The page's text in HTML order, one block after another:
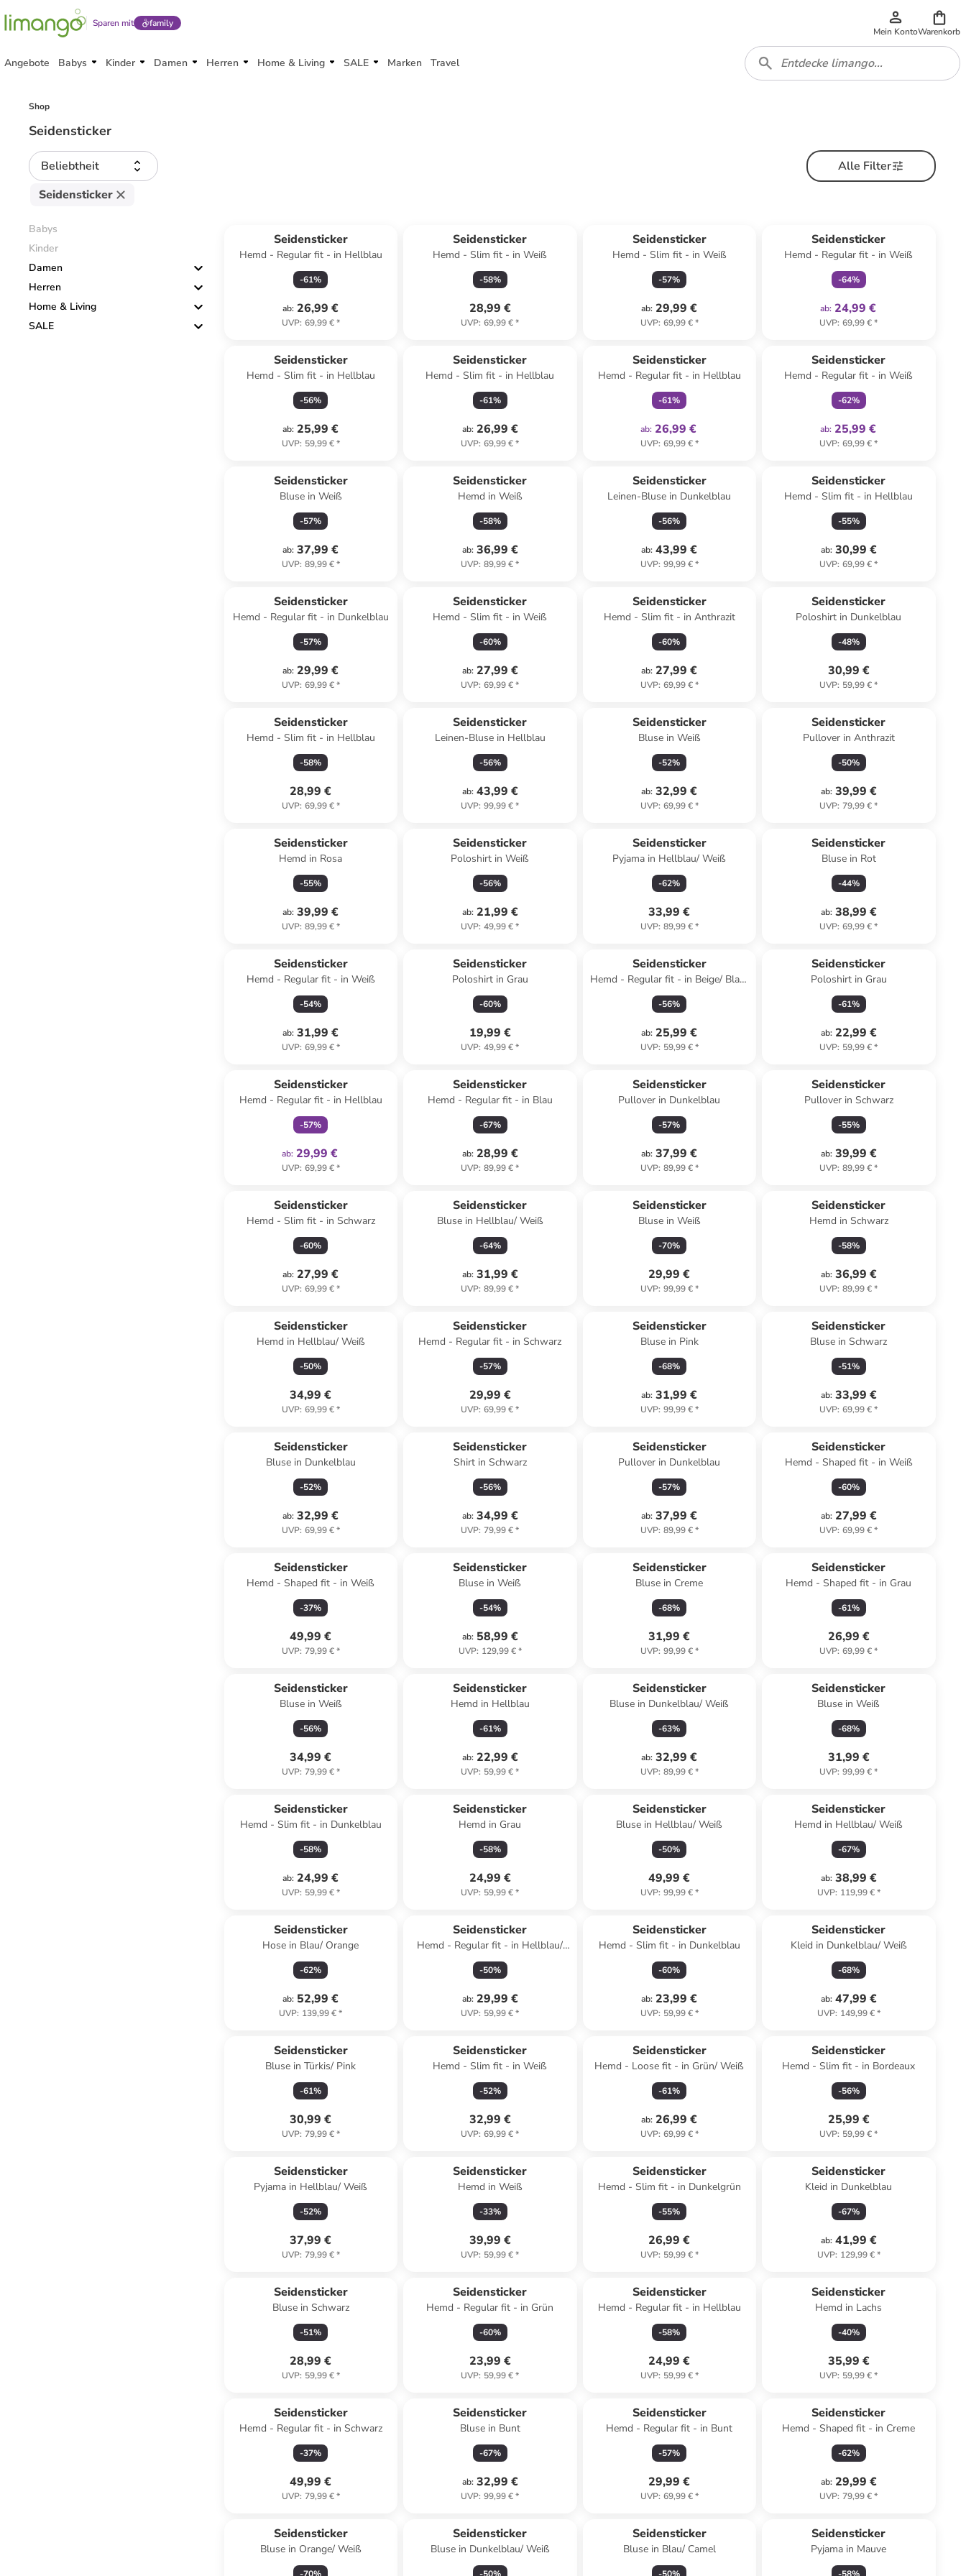
Sparen mit family
Mein KontoWarenkorb
Angebote Babys Kinder Damen Herren Home & Living SALE Marken Travel
Shop
Seidensticker
Beliebtheit
Alle Filter
Seidensticker
Babys
Kinder
Damen
Herren
Home & Living
SALE
Seidensticker
Hemd - Regular fit - in Hellblau
-61%
ab: 26,99 €
UVP: 69,99 €*
Seidensticker
Hemd - Slim fit - in Weiß
-58%
28,99 €
UVP: 69,99 €*
Seidensticker
Hemd - Slim fit - in Weiß
-57%
ab: 29,99 €
UVP: 69,99 €*
Seidensticker
Hemd - Regular fit - in Weiß
-64%
ab: 24,99 €
UVP: 69,99 €*
Seidensticker
Hemd - Slim fit - in Hellblau
-56%
ab: 25,99 €
UVP: 59,99 €*
Seidensticker
Hemd - Slim fit - in Hellblau
-61%
ab: 26,99 €
UVP: 69,99 €*
Seidensticker
Hemd - Regular fit - in Hellblau
-61%
ab: 26,99 €
UVP: 69,99 €*
Seidensticker
Hemd - Regular fit - in Weiß
-62%
ab: 25,99 €
UVP: 69,99 €*
Seidensticker
Bluse in Weiß
-57%
ab: 37,99 €
UVP: 89,99 €*
Seidensticker
Hemd in Weiß
-58%
ab: 36,99 €
UVP: 89,99 €*
Seidensticker
Leinen-Bluse in Dunkelblau
-56%
ab: 43,99 €
UVP: 99,99 €*
Seidensticker
Hemd - Slim fit - in Hellblau
-55%
ab: 30,99 €
UVP: 69,99 €*
Seidensticker
Hemd - Regular fit - in Dunkelblau
-57%
ab: 29,99 €
UVP: 69,99 €*
Seidensticker
Hemd - Slim fit - in Weiß
-60%
ab: 27,99 €
UVP: 69,99 €*
Seidensticker
Hemd - Slim fit - in Anthrazit
-60%
ab: 27,99 €
UVP: 69,99 €*
Seidensticker
Poloshirt in Dunkelblau
-48%
30,99 €
UVP: 59,99 €*
Seidensticker
Hemd - Slim fit - in Hellblau
-58%
28,99 €
UVP: 69,99 €*
Seidensticker
Leinen-Bluse in Hellblau
-56%
ab: 43,99 €
UVP: 99,99 €*
Seidensticker
Bluse in Weiß
-52%
ab: 32,99 €
UVP: 69,99 €*
Seidensticker
Pullover in Anthrazit
-50%
ab: 39,99 €
UVP: 79,99 €*
Seidensticker
Hemd in Rosa
-55%
ab: 39,99 €
UVP: 89,99 €*
Seidensticker
Poloshirt in Weiß
-56%
ab: 21,99 €
UVP: 49,99 €*
Seidensticker
Pyjama in Hellblau/ Weiß
-62%
33,99 €
UVP: 89,99 €*
Seidensticker
Bluse in Rot
-44%
ab: 38,99 €
UVP: 69,99 €*
Seidensticker
Hemd - Regular fit - in Weiß
-54%
ab: 31,99 €
UVP: 69,99 €*
Seidensticker
Poloshirt in Grau
-60%
19,99 €
UVP: 49,99 €*
Seidensticker
Hemd - Regular fit - in Beige/ Blau/
Weiß
-56%
ab: 25,99 €
UVP: 59,99 €*
Seidensticker
Poloshirt in Grau
-61%
ab: 22,99 €
UVP: 59,99 €*
Seidensticker
Hemd - Regular fit - in Hellblau
-57%
ab: 29,99 €
UVP: 69,99 €*
Seidensticker
Hemd - Regular fit - in Blau
-67%
ab: 28,99 €
UVP: 89,99 €*
Seidensticker
Pullover in Dunkelblau
-57%
ab: 37,99 €
UVP: 89,99 €*
Seidensticker
Pullover in Schwarz
-55%
ab: 39,99 €
UVP: 89,99 €*
Seidensticker
Hemd - Slim fit - in Schwarz
-60%
ab: 27,99 €
UVP: 69,99 €*
Seidensticker
Bluse in Hellblau/ Weiß
-64%
ab: 31,99 €
UVP: 89,99 €*
Seidensticker
Bluse in Weiß
-70%
29,99 €
UVP: 99,99 €*
Seidensticker
Hemd in Schwarz
-58%
ab: 36,99 €
UVP: 89,99 €*
Seidensticker
Hemd in Hellblau/ Weiß
-50%
34,99 €
UVP: 69,99 €*
Seidensticker
Hemd - Regular fit - in Schwarz
-57%
29,99 €
UVP: 69,99 €*
Seidensticker
Bluse in Pink
-68%
ab: 31,99 €
UVP: 99,99 €*
Seidensticker
Bluse in Schwarz
-51%
ab: 33,99 €
UVP: 69,99 €*
Seidensticker
Bluse in Dunkelblau
-52%
ab: 32,99 €
UVP: 69,99 €*
Seidensticker
Shirt in Schwarz
-56%
ab: 34,99 €
UVP: 79,99 €*
Seidensticker
Pullover in Dunkelblau
-57%
ab: 37,99 €
UVP: 89,99 €*
Seidensticker
Hemd - Shaped fit - in Weiß
-60%
ab: 27,99 €
UVP: 69,99 €*
Seidensticker
Hemd - Shaped fit - in Weiß
-37%
49,99 €
UVP: 79,99 €*
Seidensticker
Bluse in Weiß
-54%
ab: 58,99 €
UVP: 129,99 €*
Seidensticker
Bluse in Creme
-68%
31,99 €
UVP: 99,99 €*
Seidensticker
Hemd - Shaped fit - in Grau
-61%
26,99 €
UVP: 69,99 €*
Seidensticker
Bluse in Weiß
-56%
34,99 €
UVP: 79,99 €*
Seidensticker
Hemd in Hellblau
-61%
ab: 22,99 €
UVP: 59,99 €*
Seidensticker
Bluse in Dunkelblau/ Weiß
-63%
ab: 32,99 €
UVP: 89,99 €*
Seidensticker
Bluse in Weiß
-68%
31,99 €
UVP: 99,99 €*
Seidensticker
Hemd - Slim fit - in Dunkelblau
-58%
ab: 24,99 €
UVP: 59,99 €*
Seidensticker
Hemd in Grau
-58%
24,99 €
UVP: 59,99 €*
Seidensticker
Bluse in Hellblau/ Weiß
-50%
49,99 €
UVP: 99,99 €*
Seidensticker
Hemd in Hellblau/ Weiß
-67%
ab: 38,99 €
UVP: 119,99 €*
Seidensticker
Hose in Blau/ Orange
-62%
ab: 52,99 €
UVP: 139,99 €*
Seidensticker
Hemd - Regular fit - in Hellblau/
Weiß
-50%
ab: 29,99 €
UVP: 59,99 €*
Seidensticker
Hemd - Slim fit - in Dunkelblau
-60%
ab: 23,99 €
UVP: 59,99 €*
Seidensticker
Kleid in Dunkelblau/ Weiß
-68%
ab: 47,99 €
UVP: 149,99 €*
Seidensticker
Bluse in Türkis/ Pink
-61%
30,99 €
UVP: 79,99 €*
Seidensticker
Hemd - Slim fit - in Weiß
-52%
32,99 €
UVP: 69,99 €*
Seidensticker
Hemd - Loose fit - in Grün/ Weiß
-61%
ab: 26,99 €
UVP: 69,99 €*
Seidensticker
Hemd - Slim fit - in Bordeaux
-56%
25,99 €
UVP: 59,99 €*
Seidensticker
Pyjama in Hellblau/ Weiß
-52%
37,99 €
UVP: 79,99 €*
Seidensticker
Hemd in Weiß
-33%
39,99 €
UVP: 59,99 €*
Seidensticker
Hemd - Slim fit - in Dunkelgrün
-55%
26,99 €
UVP: 59,99 €*
Seidensticker
Kleid in Dunkelblau
-67%
ab: 41,99 €
UVP: 129,99 €*
Seidensticker
Bluse in Schwarz
-51%
28,99 €
UVP: 59,99 €*
Seidensticker
Hemd - Regular fit - in Grün
-60%
23,99 €
UVP: 59,99 €*
Seidensticker
Hemd - Regular fit - in Hellblau
-58%
24,99 €
UVP: 59,99 €*
Seidensticker
Hemd in Lachs
-40%
35,99 €
UVP: 59,99 €*
Seidensticker
Hemd - Regular fit - in Schwarz
-37%
49,99 €
UVP: 79,99 €*
Seidensticker
Bluse in Bunt
-67%
ab: 32,99 €
UVP: 99,99 €*
Seidensticker
Hemd - Regular fit - in Bunt
-57%
29,99 €
UVP: 69,99 €*
Seidensticker
Hemd - Shaped fit - in Creme
-62%
ab: 29,99 €
UVP: 79,99 €*
Seidensticker
Bluse in Orange/ Weiß
Seidensticker
Bluse in Dunkelblau/ Weiß
Seidensticker
Bluse in Blau/ Camel
Seidensticker
Pyjama in Mauve